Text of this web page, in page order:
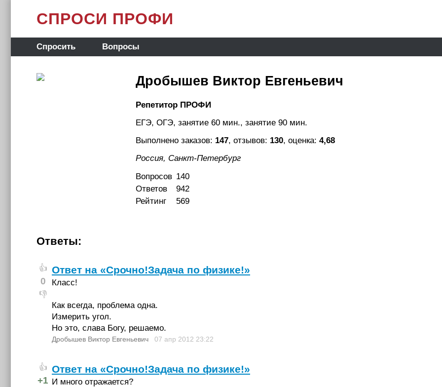
СПРОСИ ПРОФИ
Спросить Вопросы
Дробышев Виктор Евгеньевич
Репетитор ПРОФИ
ЕГЭ, ОГЭ, занятие 60 мин., занятие 90 мин.
Выполнено заказов: 147, отзывов: 130, оценка: 4,68
Россия, Санкт-Петербург
Вопросов 140
Ответов
942
Рейтинг
569
Ответы:
👍
0
👎
Ответ на «Срочно!Задача по физике!»
Класс!
Как всегда, проблема одна.
Измерить угол.
Но это, слава Богу, решаемо.
Дробышев Виктор Евгеньевич 07 апр 2012 23:22
👍
+1
Ответ на «Срочно!Задача по физике!»
И много отражается?